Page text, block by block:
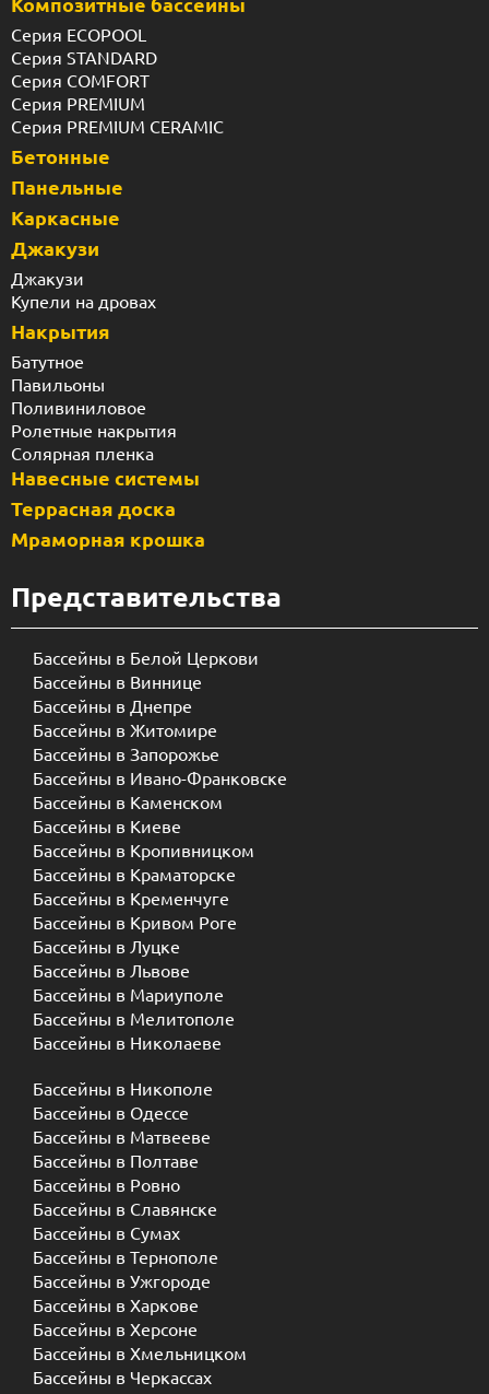
Серия ECOPOOL
Серия STANDARD
Серия COMFORT
Серия PREMIUM
Серия PREMIUM CERAMIC
Бетонные
Панельные
Каркасные
Джакузи
Джакузи
Купели на дровах
Накрытия
Батутное
Павильоны
Поливиниловое
Ролетные накрытия
Солярная пленка
Навесные системы
Террасная доска
Мраморная крошка
Представительства
Бассейны в Белой Церкови
Бассейны в Виннице
Бассейны в Днепре
Бассейны в Житомире
Бассейны в Запорожье
Бассейны в Ивано-Франковске
Бассейны в Каменском
Бассейны в Киеве
Бассейны в Кропивницком
Бассейны в Краматорске
Бассейны в Кременчуге
Бассейны в Кривом Роге
Бассейны в Луцке
Бассейны в Львове
Бассейны в Мариуполе
Бассейны в Мелитополе
Бассейны в Николаеве
Бассейны в Никополе
Бассейны в Одессе
Бассейны в Матвееве
Бассейны в Полтаве
Бассейны в Ровно
Бассейны в Славянске
Бассейны в Сумах
Бассейны в Тернополе
Бассейны в Ужгороде
Бассейны в Харкове
Бассейны в Херсоне
Бассейны в Хмельницком
Бассейны в Черкассах